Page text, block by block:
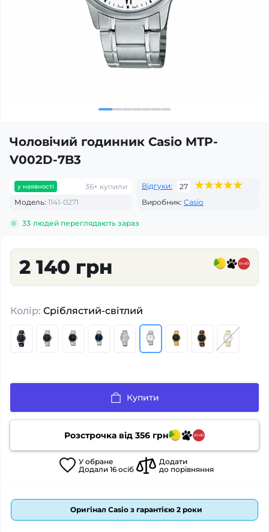
Чоловічий годинник Casio MTP-
V002D-7B3
у наявності 36+ купили Відгуки:
27
Модель: 1141-0271 Виробник: Casio
33 людей переглядають зараз
2 140 грн
Колір: Сріблястий-світлий
Купити
Розстрочка від 356 грн
У обране
Додали 16осіб
Додати
до порівняння
Оригінал Casio з гарантією 2 роки